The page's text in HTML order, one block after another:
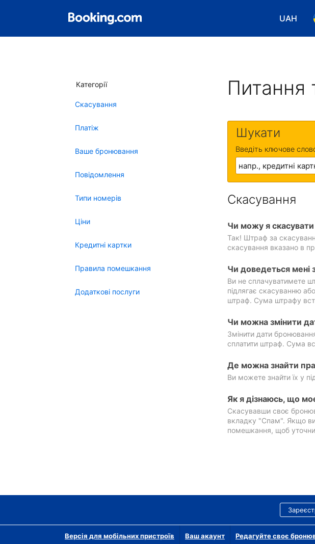
UAH
Категорії
Скасування
Платіж
Ваше бронювання
Повідомлення
Типи номерів
Ціни
Кредитні картки
Правила помешкання
Додаткові послуги
Питання
Шукати
Введіть ключове
Скасування
Чи можу я
Так! Штраф за
скасування вказано в
Чи доведеться мені
Ви не сплачуватимете
підлягає скасуванню
штраф. Сума штрафу
Чи можна змінити
Змінити дати
сплатити штраф. Сума
Де можна знайти
Ви можете знайти їх у
Як я дізнаюсь, що
Скасувавши своє
вкладку "Спам". Якщо ви
помешкання, щоб
Версія для мобільних пристроїв Ваш акаунт Редагуйте своє